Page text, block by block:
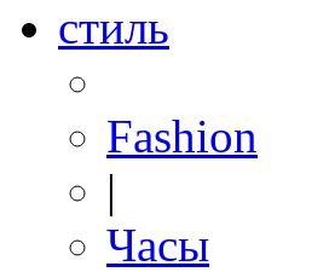
стиль
Fashion
|
Часы